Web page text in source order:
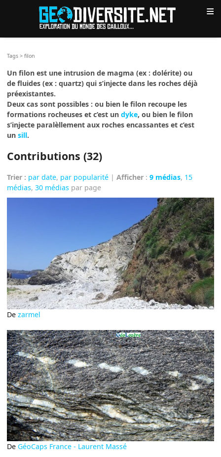
≡
Tags >filon
Un filon est une intrusion de magma (ex : dolérite) ou
de fluides (ex : quartz) qui s’injecte dans les roches déjà
préexistantes.
Deux cas sont possibles : ou bien le filon recoupe les
formations rocheuses et c’est undyke, ou bien le filon
s’injecte paralèllement aux roches encassantes et c’est
unsill.
Contributions (32)
Trier : par date, par popularité |Afficher :9 médias, 15
médias,30 médias par page
Dezarmel
De GéoCaps France - Laurent Massé